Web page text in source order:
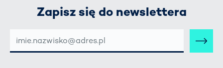
Zapisz się do newslettera
MAIL-
ADRESSE